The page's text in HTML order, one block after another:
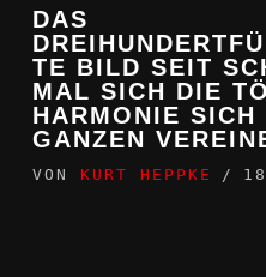
DAS
TE BILD SEIT
MAL SICH DIE
HARMONIE SICH
GANZEN
VON KURT HEPPKE